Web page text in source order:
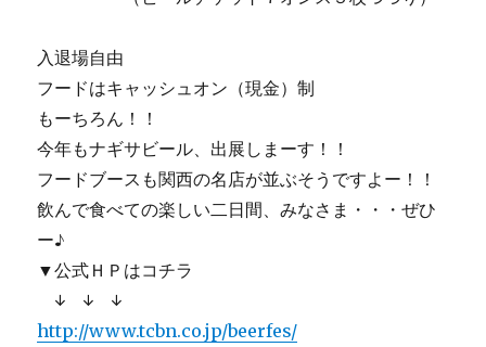
入退場自由
フードはキャッシュオン（現金）制
もーちろん！！
今年もナギサビール、出展しまーす！！
フードブースも関西の名店が並ぶそうですよー！！
飲んで食べての楽しい二日間、みなさま・・・ぜひ
ー♪
▼公式ＨＰはコチラ
↓ ↓ ↓
http://www.tcbn.co.jp/beerfes/